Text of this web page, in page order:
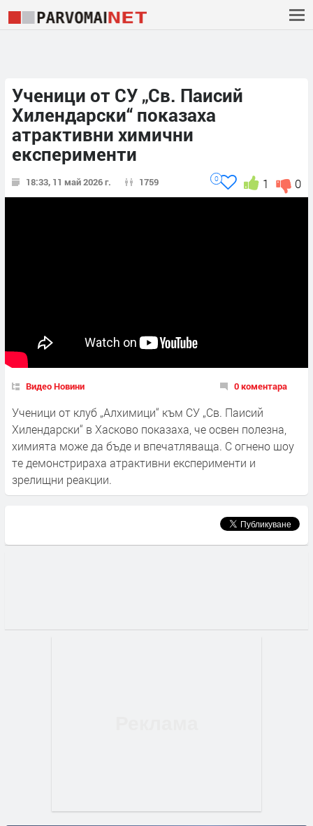
Ученици от СУ „Св. Паисий
Хилендарски“ показаха
атрактивни химични
експерименти
18:33, 11 май 2026 г. 1759 0
1
0
Видео Новини 0 коментара
Ученици от клуб „Алхимици“ към СУ „Св. Паисий
Хилендарски“ в Хасково показаха, че освен полезна,
химията може да бъде и впечатляваща. С огнено шоу
те демонстрираха атрактивни експерименти и
зрелищни реакции.